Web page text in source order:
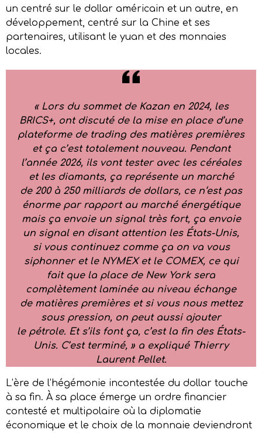
un centré sur le dollar américain et un autre, en
développement, centré sur la Chine et ses
partenaires, utilisant le yuan et des monnaies
locales.
« Lors du sommet de Kazan en 2024, les
BRICS+, ont discutéde la mise en place d’une
plateforme de trading des matières premières
et ça c’est totalement nouveau. Pendant
l’année 2026, ils vont tester avec les céréales
et les diamants, ça représente un marché
de 200 à 250 milliards de dollars, ce n‘est pas
énorme par rapport au marché énergétique
mais ça envoie un signal très fort, ça envoie
un signal en disant attention les États-Unis,
si vous continuez comme ça on va vous
siphonner et le NYMEX et le COMEX, ce qui
fait que la place de New York sera
complètement laminée au niveau échange
de matières premières et si vous nous mettez
sous pression, on peut aussi ajouter
le pétrole. Et s’ils font ça, c’est la fin des États-
Unis. C’est terminé, » a expliqué Thierry
Laurent Pellet.
L’ère de l’hégémonie incontestée du dollar touche
à sa fin. À sa place émerge un ordre financier
contesté et multipolaire où la diplomatie
économique et le choix de la monnaie deviendront